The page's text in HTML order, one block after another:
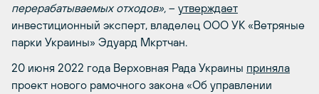
перерабатываемых отходов», – утверждает
инвестиционный эксперт, владелец ООО УК «Ветряные
парки Украины» Эдуард Мкртчан.
20 июня 2022 года Верховная Рада Украины приняла
проект нового рамочного закона «Об управлении